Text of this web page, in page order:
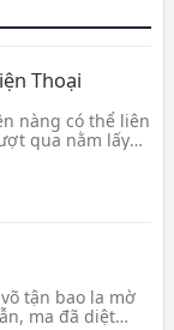
Thoại
nàng có thể liên
qua nằm lấy
tận bao la mờ
ma đã diệt